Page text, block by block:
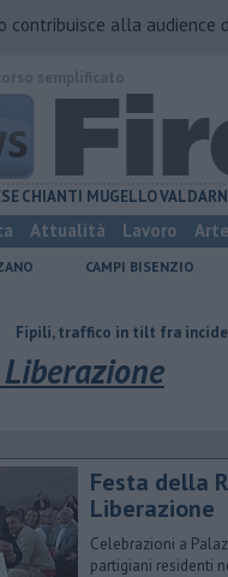
contribuisce alla audience
CHIANTI MUGELLO
Attualità Lavoro Arte
CAMPI BISENZIO
in tilt fra incidenti e lavori
Festa della
Liberazione
Celebrazioni a
partigiani residenti